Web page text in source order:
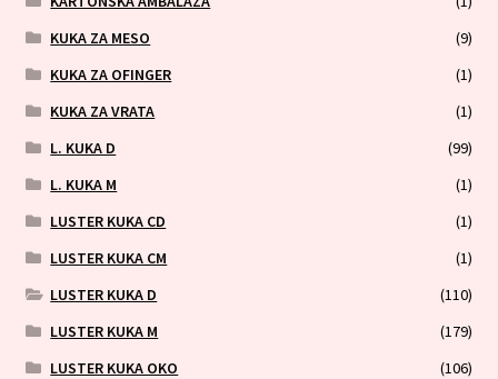
KUKA ZA MESO
(9)
KUKA ZA OFINGER
(1)
KUKA ZA VRATA
(1)
L. KUKA D
(99)
L. KUKA M
(1)
LUSTER KUKA CD
(1)
LUSTER KUKA CM
(1)
LUSTER KUKA D
(110)
LUSTER KUKA M
(179)
LUSTER KUKA OKO
(106)